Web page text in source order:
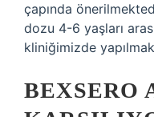
çapında
dozu 4-6 yaşları
kliniğimizde
BEXSERO